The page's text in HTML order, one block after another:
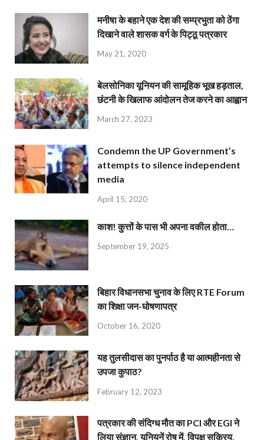
मनीषा के बहाने एक देश की सम्प्रभुता को ठेंगा
दिखाने वाले शासक वर्ग के पिट्ठू पत्रकार
May 21, 2020
बेलसोनिका यूनियन की सामूहिक भूख हड़ताल,
छंटनी के खिलाफ आंदोलन तेज करने का आह्वान
March 27, 2023
Condemn the UP Government’s
attempts to silence independent
media
April 15, 2020
काश! कुत्तों के पास भी अपना वकील होता…
September 19, 2025
बिहार विधानसभा चुनाव के लिए RTE Forum
का शिक्षा जन-घोषणापत्र
October 16, 2020
यह तुलसीदास का पुनर्पाठ है या आत्महीनता से
उपजा कुपाठ?
February 12, 2023
पत्रकार की संदिग्ध मौत का PCI और EGI ने
लिया संज्ञान, यूनियनें रोष में, विपक्ष सक्रिय,